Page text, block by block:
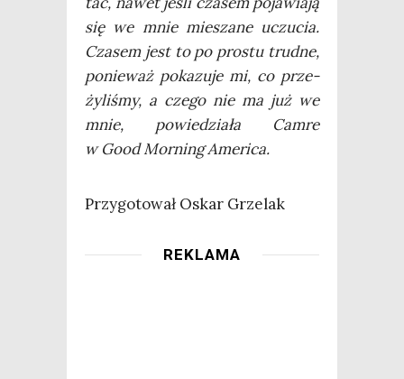
się we mnie mie­sza­ne uczu­cia.
Cza­sem jest to po pro­stu trud­ne,
ponie­waż poka­zu­je mi, co prze­
ży­li­śmy, a cze­go nie ma już we
mnie, powie­dzia­ła Cam­re
w Good Mor­ning America.
Przy­go­to­wał Oskar Grzelak
REKLAMA